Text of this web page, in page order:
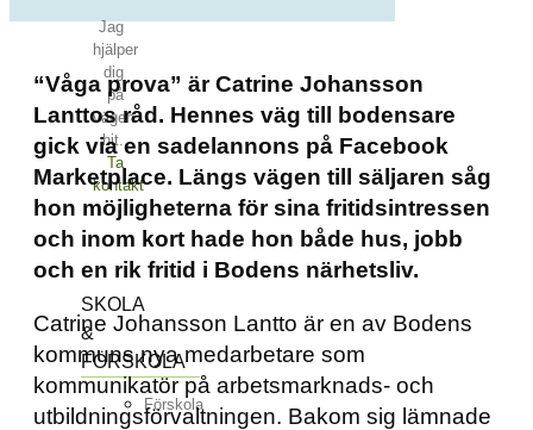
Jag
hjälper
dig
på
vägen
hit.
Ta
kontakt
SKOLA
&
FÖRSKOLA
Förskola
“Våga prova” är Catrine Johansson
Lanttos råd. Hennes väg till bodensare
gick via en sadelannons på Facebook
Marketplace. Längs vägen till säljaren såg
hon möjligheterna för sina fritidsintressen
och inom kort hade hon både hus, jobb
och en rik fritid i Bodens närhetsliv.
Catrine Johansson Lantto är en av Bodens
kommuns nya medarbetare som
kommunikatör på arbetsmarknads- och
utbildningsförvaltningen. Bakom sig lämnade